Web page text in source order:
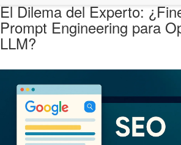
El Dilema del Experto:
Prompt Engineering para
LLM?